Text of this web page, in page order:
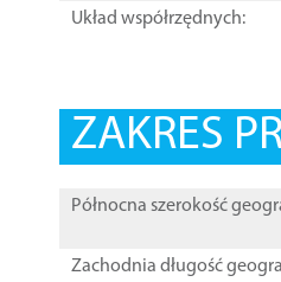
Układ współrzędnych:
ZAKRES
Północna szerokość
Zachodnia długość